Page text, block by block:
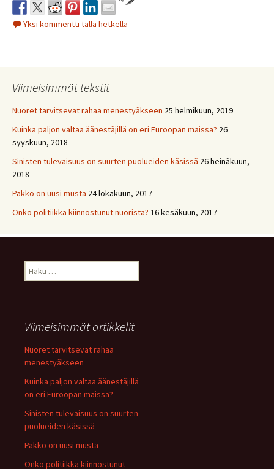
Yksi kommentti tällä hetkellä
Viimeisimmät tekstit
Nuoret tarvitsevat rahaa menestyäkseen 25 helmikuun, 2019
Kuinka paljon valtaa äänestäjillä on eri Euroopan maissa? 26
syyskuun, 2018
Sinisten tulevaisuus on suurten puolueiden käsissä 26 heinäkuun,
2018
Pakko on uusi musta 24 lokakuun, 2017
Onko politiikka kiinnostunut nuorista? 16 kesäkuun, 2017
Haku:
Viimeisimmät artikkelit
Nuoret tarvitsevat rahaa
menestyäkseen
Kuinka paljon valtaa äänestäjillä
on eri Euroopan maissa?
Sinisten tulevaisuus on suurten
puolueiden käsissä
Pakko on uusi musta
Onko politiikka kiinnostunut